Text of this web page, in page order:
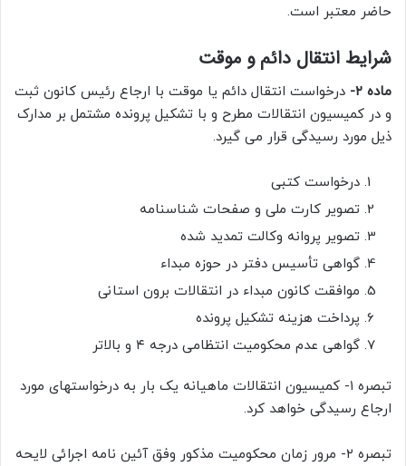
حاضر معتبر است.
شرایط انتقال دائم و موقت
ماده ۲-
درخواست انتقال دائم یا موقت با ارجاع رئیس کانون ثبت
و در کمیسیون انتقالات مطرح و با تشکیل پرونده مشتمل بر مدارک
ذیل مورد رسیدگی قرار می گیرد.
درخواست کتبی
تصویر کارت ملی و صفحات شناسنامه
تصویر پروانه وکالت تمدید شده
گواهی تأسیس دفتر در حوزه مبداء
موافقت کانون مبداء در انتقالات برون استانی
پرداخت هزینه تشکیل پرونده
گواهی عدم محکومیت انتظامی درجه ۴ و بالاتر
تبصره ۱- کمیسیون انتقالات ماهیانه یک بار به درخواستهای مورد
ارجاع رسیدگی خواهد کرد.
تبصره ۲- مرور زمان محکومیت مذکور وفق آئین نامه اجرائی لایحه